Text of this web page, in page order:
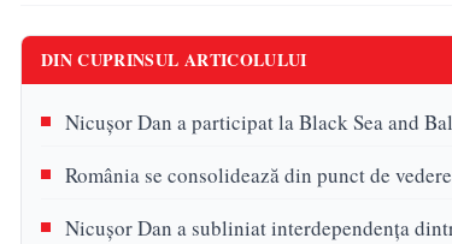
DIN CUPRINSUL ARTICOLULUI
Nicușor Dan a participat la Black Sea and
România se consolidează din punct de
Nicușor Dan a subliniat interdependența